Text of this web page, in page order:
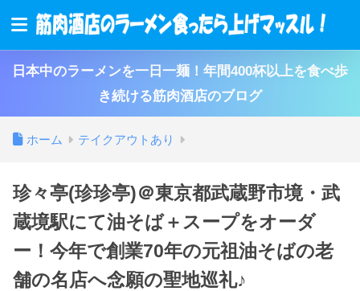
日本中のラーメンを一日一麺！年間400杯以上を食べ歩
き続ける筋肉酒店のブログ
ホーム テイクアウトあり
珍々亭(珍珍亭)＠東京都武蔵野市境・武
蔵境駅にて油そば＋スープをオーダ
ー！今年で創業70年の元祖油そばの老
舗の名店へ念願の聖地巡礼♪